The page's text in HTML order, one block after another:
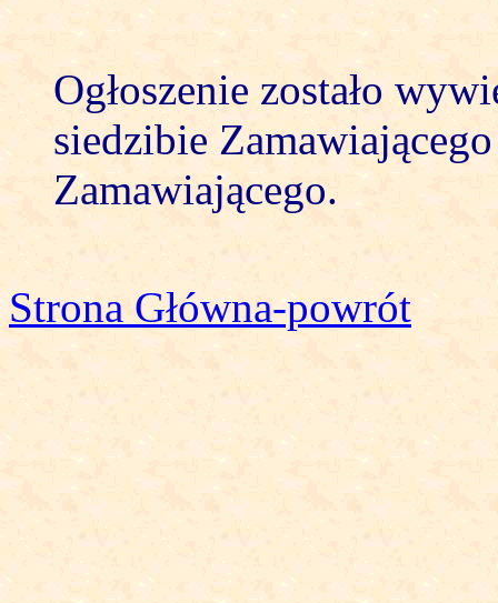
Ogłoszenie zostało
siedzibie
Zamawiającego.
Strona Główna-powrót